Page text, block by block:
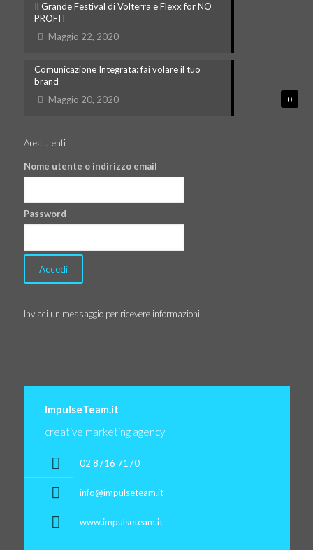
Il Grande Festival di Volterra e Flexx for NO
PROFIT
Maggio 22, 2020
0
Comunicazione Integrata: fai volare il tuo
brand
Maggio 20, 2020
Area utenti
Nome utente o indirizzo email
Password
Inviaci un messaggio per ricevere informazioni
ImpulseTeam.it
creative marketing agency
02 8716 7170
info@impulseteam.it
www.impulseteam.it